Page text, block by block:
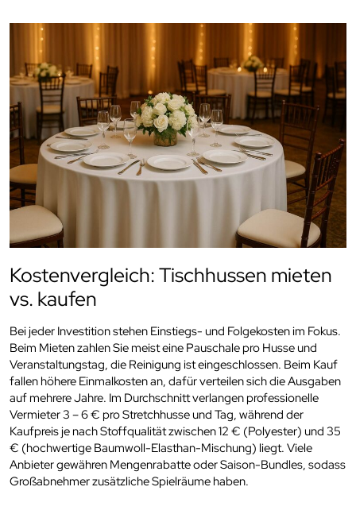
Kostenvergleich: Tischhussen mieten
vs. kaufen
Bei jeder Investition stehen Einstiegs- und Folgekosten im Fokus.
Beim Mieten zahlen Sie meist eine Pauschale pro Husse und
Veranstaltungstag, die Reinigung ist eingeschlossen. Beim Kauf
fallen höhere Einmalkosten an, dafür verteilen sich die Ausgaben
auf mehrere Jahre. Im Durchschnitt verlangen professionelle
Vermieter 3 – 6 € pro Stretchhusse und Tag, während der
Kaufpreis je nach Stoffqualität zwischen 12 € (Polyester) und 35
€ (hochwertige Baumwoll-Elasthan-Mischung) liegt. Viele
Anbieter gewähren Mengenrabatte oder Saison-Bundles, sodass
Großabnehmer zusätzliche Spielräume haben.